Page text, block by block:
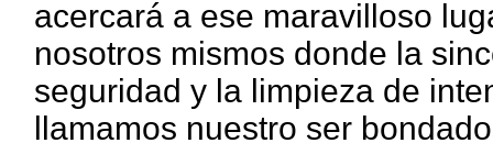
acercará a ese maravilloso
nosotros mismos donde la
seguridad y la limpieza de
llamamos nuestro ser